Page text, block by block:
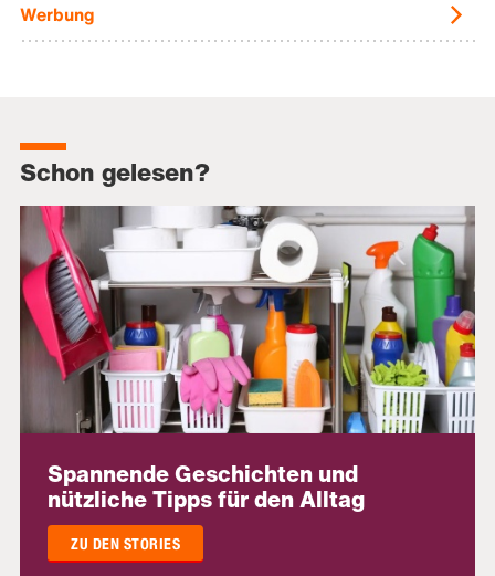
Werbung
Schon gelesen?
Spannende Geschichten und
nützliche Tipps für den Alltag
ZU DEN STORIES